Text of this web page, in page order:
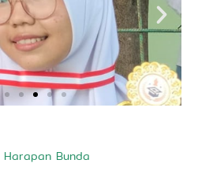
Bunda